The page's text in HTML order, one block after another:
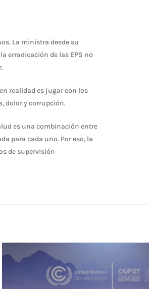
La ministra desde su
erradicación de las EPS no
realidad es jugar con los
dolor y corrupción.
es una combinación entre
para cada uno. Por eso, la
de supervisión